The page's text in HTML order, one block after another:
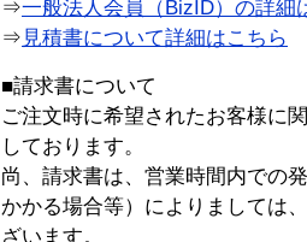
⇒一般法人会員（BizID）の詳細
⇒ 見積書について詳細はこちら
■請求書について
ご注文時に希望されたお客様に
しております。
尚、請求書は、営業時間内での
かかる場合等）によりましては
ざいます。